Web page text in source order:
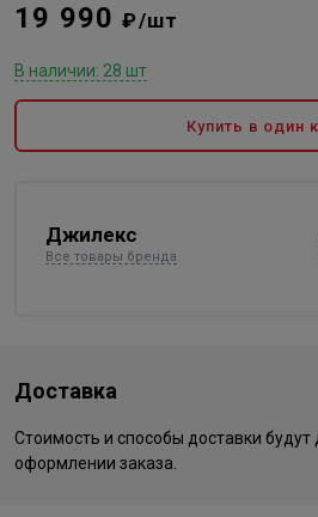
19 990₽/шт
В наличии: 28 шт
Купить в один
Джилекс
Все товары бренда
Доставка
Стоимость и способы доставки будут
оформлении заказа.